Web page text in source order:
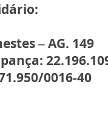
– AG. 149
0016-40